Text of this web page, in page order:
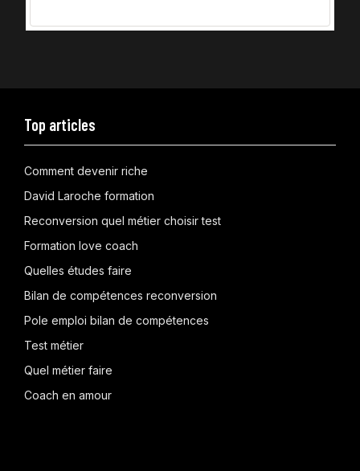
Top articles
Comment devenir riche
David Laroche formation
Reconversion quel métier choisir test
Formation love coach
Quelles études faire
Bilan de compétences reconversion
Pole emploi bilan de compétences
Test métier
Quel métier faire
Coach en amour